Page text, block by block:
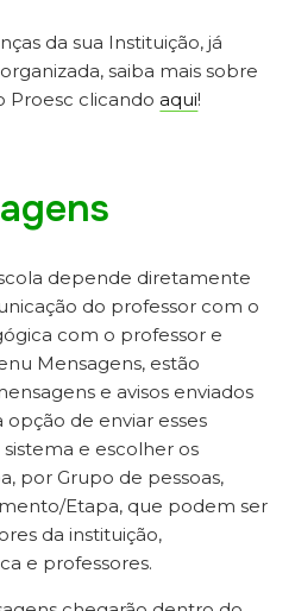
da sua Instituição, já
saiba mais sobre
Proesc clicando aqui!
depende diretamente
do professor com o
com o professor e
Mensagens, estão
e avisos enviados
de enviar esses
e escolher os
por Grupo de pessoas,
Etapa, que podem ser
da instituição,
e professores.